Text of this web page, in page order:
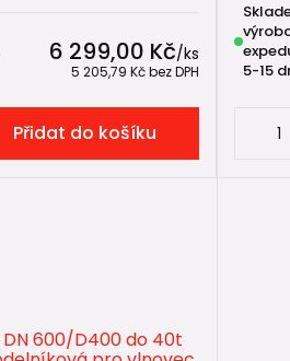
6 299,00 Kč/ks
5 205,79 Kčbez DPH
Přidat do košíku
5-15